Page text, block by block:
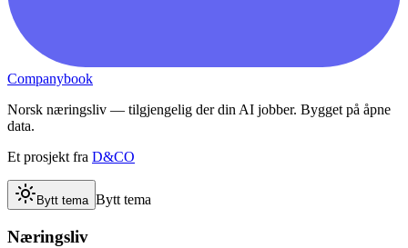
Companybook
Norsk næringsliv — tilgjengelig der din AI jobber. Bygget på åpne
data.
Et prosjekt fra D&CO
Bytt tema Bytt tema
Næringsliv